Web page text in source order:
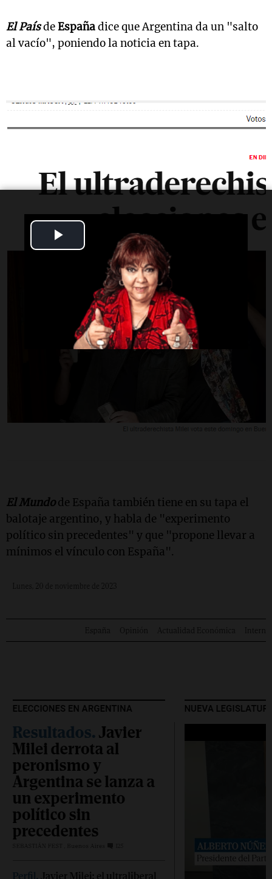
Video
El PaísdeEspañadice que Argentina da un "salto
al vacío", poniendo la noticia en tapa.
El Mundode España también tiene en su tapa el
balotaje argentino, y habla de "experimento
político sin precedentes" y que "propone llevar a
mínimos el vínculo con España".